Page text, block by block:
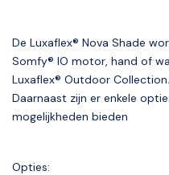
De Luxaflex® Nova Shade
Somfy® IO motor, hand of
Luxaflex® Outdoor Collection.
Daarnaast zijn er enkele
mogelijkheden bieden
Opties: